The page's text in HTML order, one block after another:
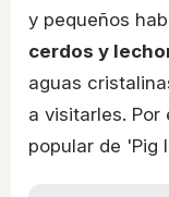
y pequeños
cerdos y
aguas
a visitarles.
popular de 'Pig